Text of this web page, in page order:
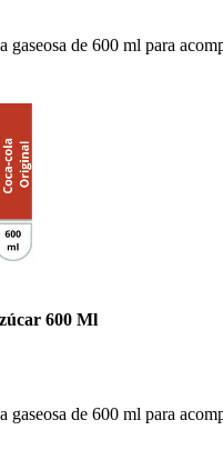
gaseosa de 600 ml para
600 Ml
gaseosa de 600 ml para